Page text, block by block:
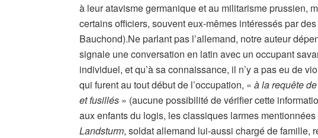
à leur atavisme germanique et au militarisme prussien,
certains officiers, souvent eux-mêmes intéressés par
Bauchond).Ne parlant pas l’allemand, notre auteur
signale une conversation en latin avec un occupant
individuel, et qu’à sa connaissance, il n’y a pas eu de
qui furent au tout début de l’occupation, «à la requête
et fusillés » (aucune possibilité de vérifier cette
aux enfants du logis, les classiques larmes
Landsturm, soldat allemand lui-aussi chargé de famille,